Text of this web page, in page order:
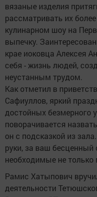
вязаные изделия
рассматривать их
кулинарном шоу на
выпечку.
крае иоковца Алексея
себя - жизнь людей,
неустанным трудом.
Как отметил в
Сафиуллов, яркий
достойных безмерного
поворачивается
он с подсказкой из
руки, за ваш
необходимые не
Рамис Хатыпович
деятельности